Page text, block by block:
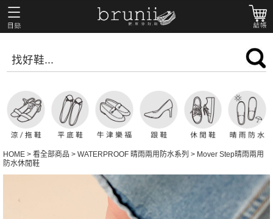
HOME > 看全部商品 > WATERPROOF 晴雨兩用防水系列 > Mover Step晴雨兩用
防水休閒鞋